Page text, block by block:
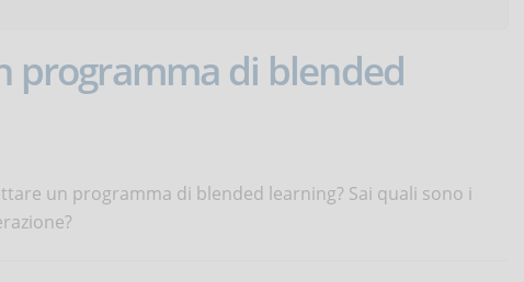
programma di blended
un programma di blended learning? Sai quali sono i